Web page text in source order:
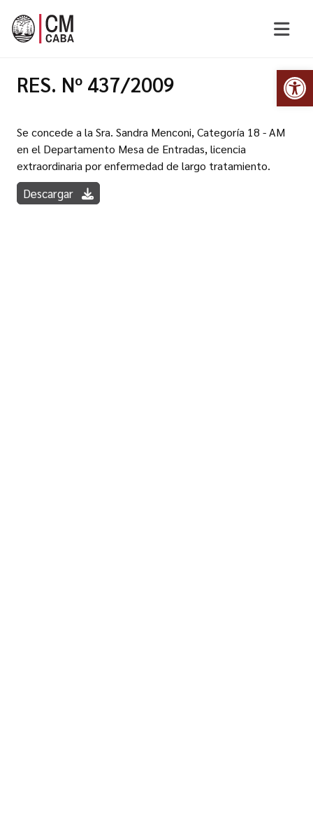
RES. Nº 437/2009
Se concede a la Sra. Sandra Menconi, Categoría 18 - AM
en el Departamento Mesa de Entradas, licencia
extraordinaria por enfermedad de largo tratamiento.
Descargar